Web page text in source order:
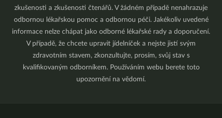
zkušenosti a zkušenosti čtenářů. V žádném případě nenahrazuje
odbornou lékařskou pomoc a odbornou péči. Jakékoliv uvedené
informace nelze chápat jako odborné lékařské rady a doporučení.
V případě, že chcete upravit jídelníček a nejste jistí svým
zdravotním stavem, zkonzultujte, prosím, svůj stav s
kvalifikovaným odborníkem. Používáním webu berete toto
upozornění na vědomí.